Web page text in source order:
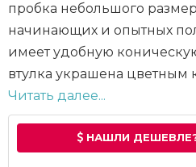
пробка небольшого
начинающих и опытных
имеет удобную
втулка украшена цветным
Читать далее...
НАШЛИ